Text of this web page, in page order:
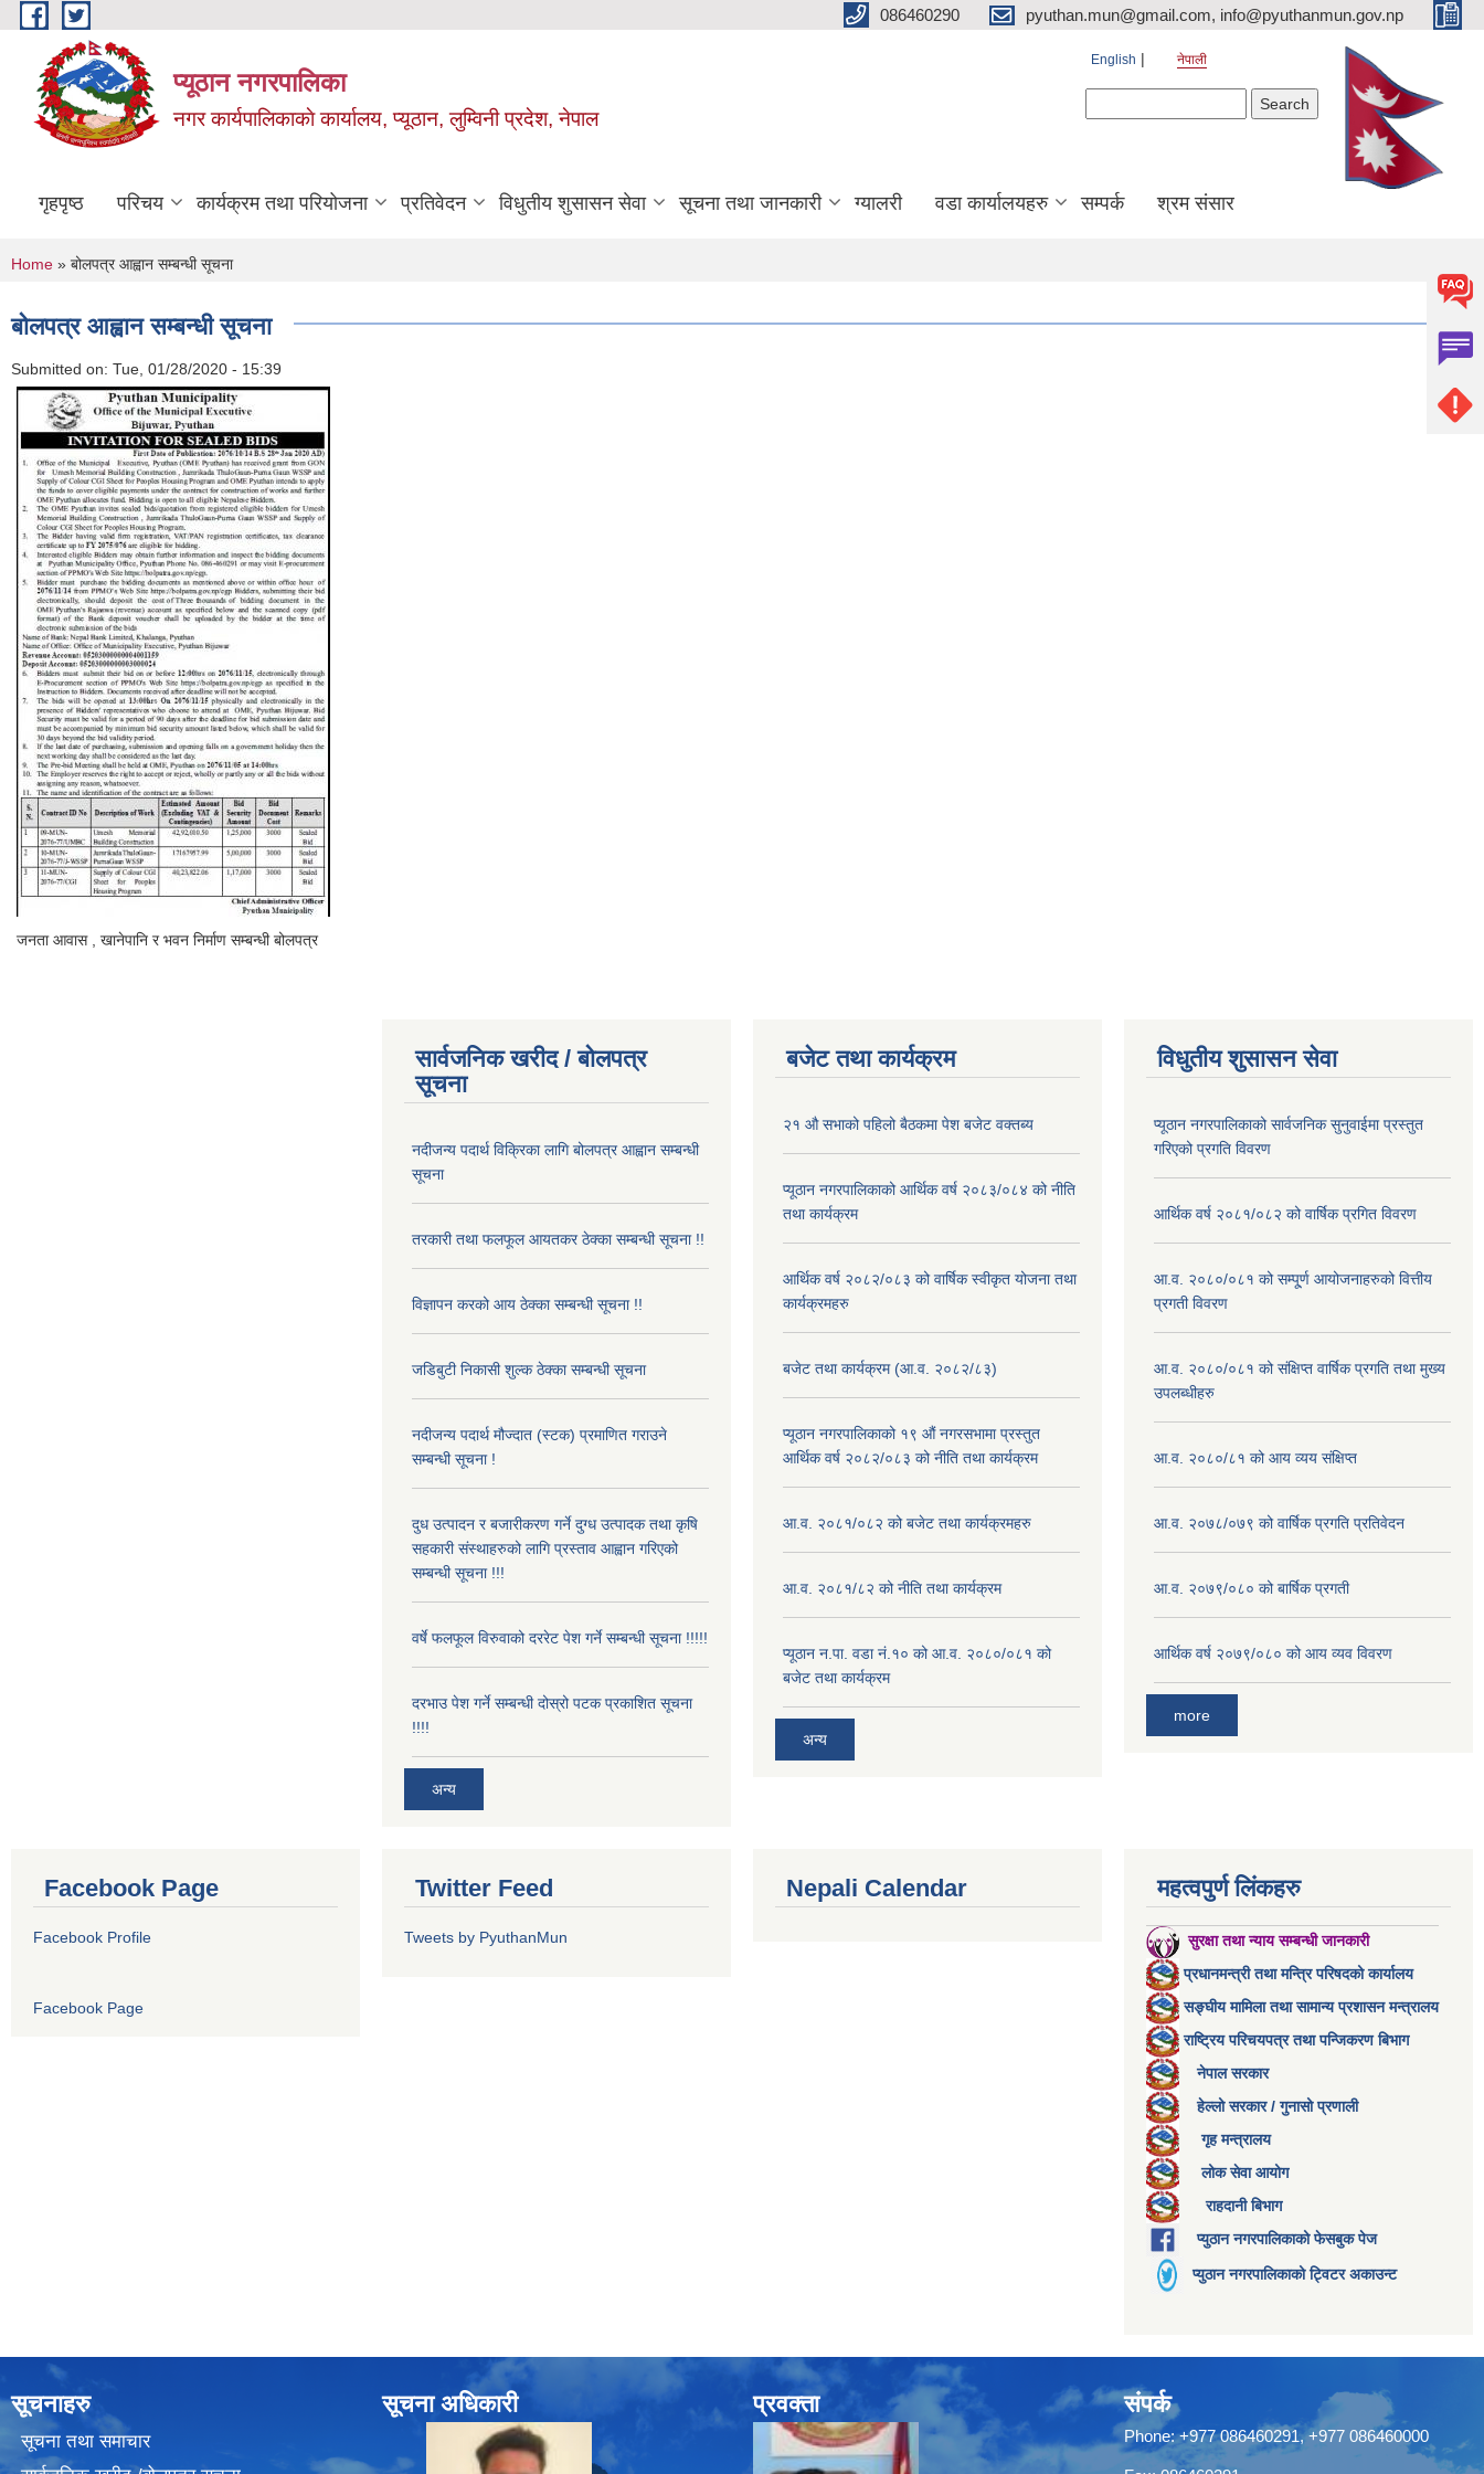
Skip to main content 086460290 pyuthan.mun@gmail.com, info@pyuthanmun.gov.np
प्यूठान नगरपालिका
नगर कार्यपालिकाकाे कार्यालय, प्यूठान, लुम्विनी प्रदेश, नेपाल
English नेपाली
गृहपृष्ठ परिचय कार्यक्रम तथा परियोजना प्रतिवेदन विधुतीय शुसासन सेवा सूचना तथा जानकारी ग्यालरी वडा कार्यालयहरु सम्पर्क श्रम संसार
You are here
Home » बोलपत्र आह्वान सम्बन्धी सूचना
बोलपत्र आह्वान सम्बन्धी सूचना
Submitted on: Tue, 01/28/2020 - 15:39
जनता आवास , खानेपानि र भवन निर्माण सम्बन्धी बोलपत्र
सार्वजनिक खरीद / बोलपत्र
सूचना
नदीजन्य पदार्थ विक्रिका लागि बोलपत्र आह्वान सम्बन्धी
सूचना
तरकारी तथा फलफूल आयतकर ठेक्का सम्बन्धी सूचना !!
विज्ञापन करको आय ठेक्का सम्बन्धी सूचना !!
जडिबुटी निकासी शुल्क ठेक्का सम्बन्धी सूचना
नदीजन्य पदार्थ मौज्दात (स्टक) प्रमाणित गराउने
सम्बन्धी सूचना !
दुध उत्पादन र बजारीकरण गर्ने दुग्ध उत्पादक तथा कृषि
सहकारी संस्थाहरुको लागि प्रस्ताव आह्वान गरिएको
सम्बन्धी सूचना !!!
वर्षे फलफूल विरुवाको दररेट पेश गर्ने सम्बन्धी सूचना !!!!!
दरभाउ पेश गर्ने सम्बन्धी दोस्रो पटक प्रकाशित सूचना
!!!!
अन्य
बजेट तथा कार्यक्रम
२१ औ सभाको पहिलो बैठकमा पेश बजेट वक्तब्य
प्यूठान नगरपालिकाको आर्थिक वर्ष २०८३/०८४ को नीति
तथा कार्यक्रम
आर्थिक वर्ष २०८२/०८३ को वार्षिक स्वीकृत योजना तथा
कार्यक्रमहरु
बजेट तथा कार्यक्रम (आ.व. २०८२/८३)
प्यूठान नगरपालिकाको १९ औं नगरसभामा प्रस्तुत
आर्थिक वर्ष २०८२/०८३ को नीति तथा कार्यक्रम
आ.व. २०८१/०८२ को बजेट तथा कार्यक्रमहरु
आ.व. २०८१/८२ को नीति तथा कार्यक्रम
प्यूठान न.पा. वडा नं.१० को आ.व. २०८०/०८१ को
बजेट तथा कार्यक्रम
अन्य
विधुतीय शुसासन सेवा
प्यूठान नगरपालिकाको सार्वजनिक सुनुवाईमा प्रस्तुत
गरिएको प्रगति विवरण
आर्थिक वर्ष २०८१/०८२ को वार्षिक प्रगित विवरण
आ.व. २०८०/०८१ को सम्पू्र्ण आयोजनाहरुको वित्तीय
प्रगती विवरण
आ.व. २०८०/०८१ को संक्षिप्त वार्षिक प्रगति तथा मुख्य
उपलब्धीहरु
आ.व. २०८०/८१ को आय व्यय संक्षिप्त
आ.व. २०७८/०७९ को वार्षिक प्रगति प्रतिवेदन
आ.व. २०७९/०८० को बार्षिक प्रगती
आर्थिक वर्ष २०७९/०८० को आय व्यव विवरण
more
Facebook Page
Facebook Profile
Facebook Page
Twitter Feed
Tweets by PyuthanMun
Nepali Calendar महत्वपुर्ण लिंकहरु
सुरक्षा तथा न्याय सम्बन्धी जानकारी
प्रधानमन्त्री तथा मन्त्रि परिषदको कार्यालय
सङ्घीय मामिला तथा सामान्य प्रशासन मन्त्रालय
राष्ट्रिय परिचयपत्र तथा पन्जिकरण बिभाग
नेपाल सरकार
हेल्लो सरकार / गुनासो प्रणाली
गृह मन्त्रालय
लोक सेवा आयोग
राहदानी बिभाग
प्युठान नगरपालिकाको फेसबुक पेज
प्युठान नगरपालिकाको ट्विटर अकाउन्ट
सूचनाहरु
सूचना तथा समाचार
सूचना अधिकारी प्रवक्ता संपर्क
Phone: +977 086460291, +977 086460000